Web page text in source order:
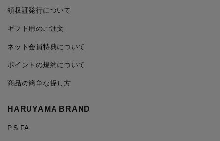
領収証発行について
ギフト用のご注文
ネット会員特典について
ポイントの規約について
商品の簡単な探し方
HARUYAMA BRAND
P.S.FA